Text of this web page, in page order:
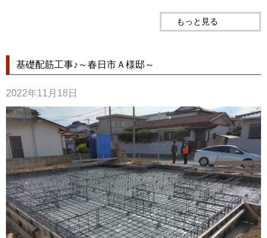
もっと見る
基礎配筋工事♪～春日市Ａ様邸～
2022年11月18日